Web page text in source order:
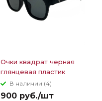
Очки квадрат черная
глянцевая пластик
оправа цветные линзы
В наличии (4)
900 руб./шт